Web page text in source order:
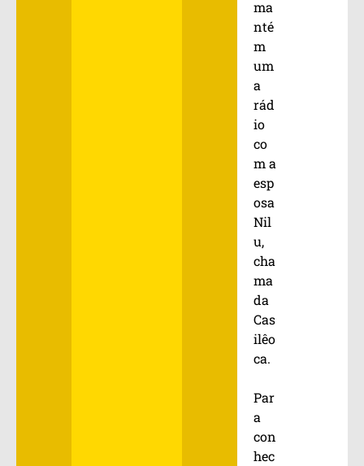
ma
nté
m
um
a
rád
io
co
m a
esp
osa
Nil
u,
cha
ma
da
Cas
ilêo
ca.
Par
a
con
hec